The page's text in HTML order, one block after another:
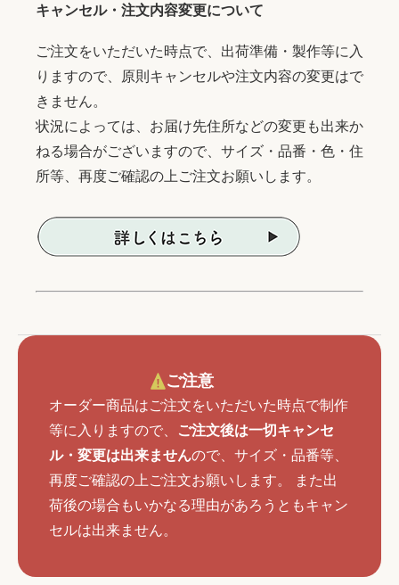
キャンセル・注文内容変更について
ご注文をいただいた時点で、出荷準備・製作等に入
りますので、原則キャンセルや注文内容の変更はで
きません。
状況によっては、お届け先住所などの変更も出来か
ねる場合がございますので、サイズ・品番・色・住
所等、再度ご確認の上ご注文お願いします。
ご注意
オーダー商品はご注文をいただいた時点で制作
等に入りますので、
ご注文後は一切キャンセ
ル・変更は出来ませんので、サイズ・品番等、
再度ご確認の上ご注文お願いします。 また出
荷後の場合もいかなる理由があろうともキャン
セルは出来ません。